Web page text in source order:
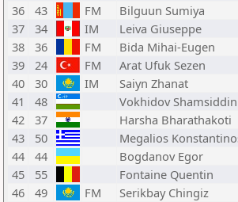
36
43 FM Bilguun Sumiya
37
34 IM Leiva Giuseppe
38
36 FM Bida Mihai-Eugen
39
24 FM Arat Ufuk Sezen
40
30 IM Saiyn Zhanat
41
48 Vokhidov Shamsiddin
42
37 Harsha Bharathakoti
43
50 Megalios
44
44 Bogdanov Egor
45
55 Fontaine Quentin
46
49 FM Serikbay Chingiz